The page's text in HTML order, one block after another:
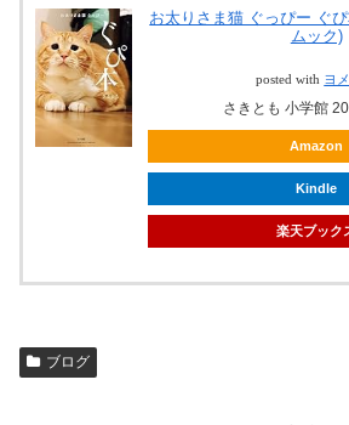
お太りさま猫 ぐっぴー ぐ
ムック)
posted with ヨ
さきとも 小学館
Amazon
Kindle
楽天ブック
ブログ